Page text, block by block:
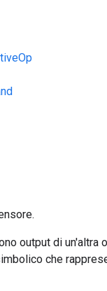
output di un'altra
che